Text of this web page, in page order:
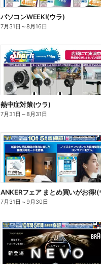
パソコンWEEK!(ウラ)
7月31日 ～8月16日
熱中症対策(ウラ)
7月31日 ～8月31日
7月31日 ～9月30日